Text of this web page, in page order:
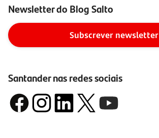
Newsletter do Blog Salto
Subscrever newsletter
Santander nas redes sociais